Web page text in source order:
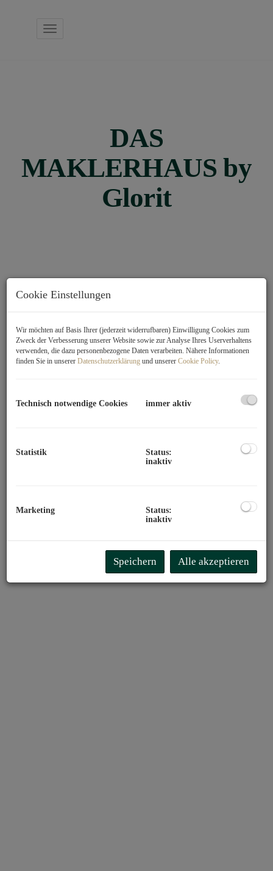
Navigation anzeigen
DAS
MAKLERHAUS by
Glorit
Cookie Einstellungen
Wir möchten auf Basis Ihrer (jederzeit widerrufbaren) Einwilligung Cookies zum
Zweck der Verbesserung unserer Website sowie zur Analyse Ihres Userverhaltens
verwenden, die dazu personenbezogene Daten verarbeiten. Nähere Informationen
finden Sie in unserer Datenschutzerklärung und unserer Cookie Policy.
Technisch notwendige Cookies immer aktiv
Statistik
Status:
inaktiv
Marketing
Status:
inaktiv
Speichern Alle akzeptieren